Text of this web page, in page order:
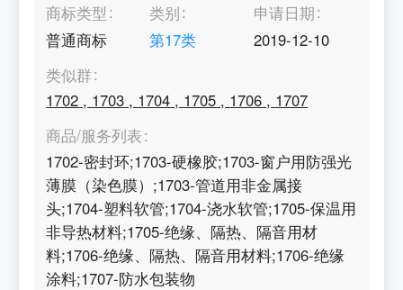
商标类型
普通商标
类别
第17类
申请日期
2019-12-10
类似群
1702 , 1703 , 1704 , 1705 , 1706 , 1707
商品/服务列表
1702-密封环;1703-硬橡胶;1703-窗户用防强光
薄膜（染色膜）;1703-管道用非金属接
头;1704-塑料软管;1704-浇水软管;1705-保温用
非导热材料;1705-绝缘、隔热、隔音用材
料;1706-绝缘、隔热、隔音用材料;1706-绝缘
涂料;1707-防水包装物